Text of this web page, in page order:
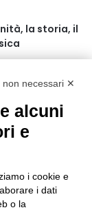
la storia, il
turistica
Ciao
non necessari ✕
alcuni
e
i cookie e
i dati
o la